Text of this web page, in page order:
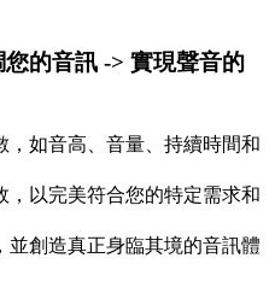
的音訊 -> 實現聲音的
，如音高、音量、持續時間和
，以完美符合您的特定需求和
並創造真正身臨其境的音訊體